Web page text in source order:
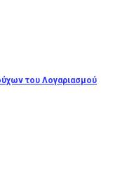
του Λογαριασμού